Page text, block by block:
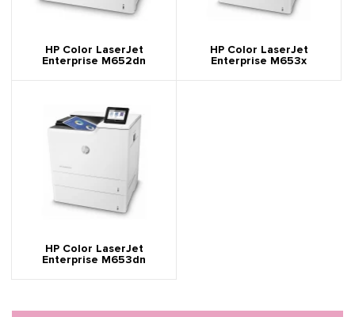
HP Color LaserJet
Enterprise M652dn
HP Color LaserJet
Enterprise M653x
HP Color LaserJet
Enterprise M653dn